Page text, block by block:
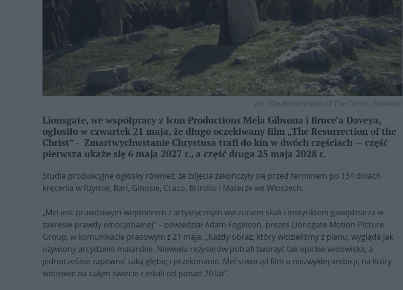
Fot. The Resurrection Of The Christ / Facebook
Lionsgate, we współpracy z Icon Productions Mela Gibsona i Bruce’a Daveya,
ogłosiło w czwartek 21 maja, że długo oczekiwany film „The Resurrection of the
Christ” ­- Zmartwychwstanie Chrystusa trafi do kin w dwóch częściach — część
pierwsza ukaże się 6 maja 2027 r., a część druga 25 maja 2028 r.
Studia produkcyjne ogłosiły również, że zdjęcia zakończyły się przed terminem po 134 dniach
kręcenia w Rzymie, Bari, Ginosie, Craco, Brindisi i Materze we Włoszech.
„Mel jest prawdziwym wizjonerem z artystycznym wyczuciem skali i instynktem gawędziarza w
zakresie prawdy emocjonalnej” – powiedział Adam Fogelson, prezes Lionsgate Motion Picture
Group, w komunikacie prasowym z 21 maja. „Każdy obraz, który widzieliśmy z planu, wygląda jak
ożywiony arcydzieło malarskie. Niewielu reżyserów potrafi tworzyć tak epickie widowiska, a
jednocześnie zapewnić taką głębię i przekonanie. Mel stworzył film o niezwykłej ambicji, na który
widzowie na całym świecie czekali od ponad 20 lat”.